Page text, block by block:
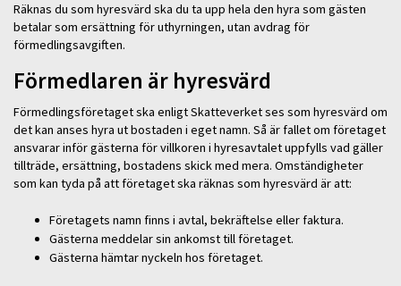
Räknas du som hyresvärd ska du ta upp hela den hyra som gästen
betalar som ersättning för uthyrningen, utan avdrag för
förmedlingsavgiften.
Förmedlaren är hyresvärd
Förmedlingsföretaget ska enligt Skatteverket ses som hyresvärd om
det kan anses hyra ut bostaden i eget namn. Så är fallet om företaget
ansvarar inför gästerna för villkoren i hyresavtalet uppfylls vad gäller
tillträde, ersättning, bostadens skick med mera. Omständigheter
som kan tyda på att företaget ska räknas som hyresvärd är att:
Företagets namn finns i avtal, bekräftelse eller faktura.
Gästerna meddelar sin ankomst till företaget.
Gästerna hämtar nyckeln hos företaget.